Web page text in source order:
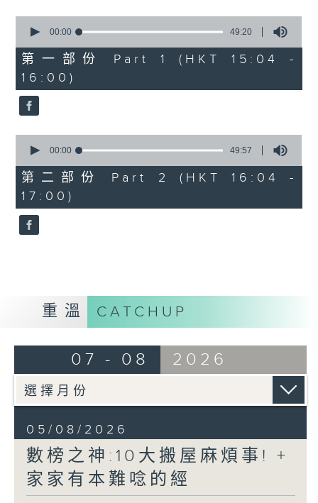
seconds
49
minutes,
20
seconds
00:00 49:20
第一部份 Part 1 (HKT 15:04 -
16:00)
seconds
49
minutes,
57
seconds
00:00 49:57
第二部份 Part 2 (HKT 16:04 -
17:00)
重溫 CATCHUP
07 - 08 2026
05/08/2026
數榜之神:10大搬屋麻煩事! +
家家有本難唸的經